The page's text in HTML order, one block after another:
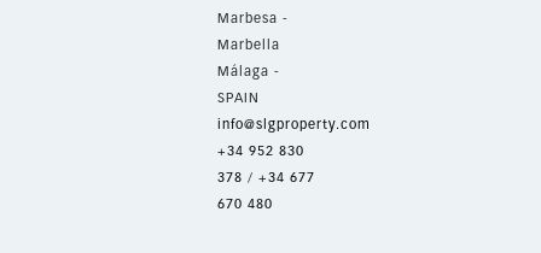
Marbesa -
Marbella
Málaga -
SPAIN
info@slgproperty.com
+34 952 830
378 / +34 677
670 480